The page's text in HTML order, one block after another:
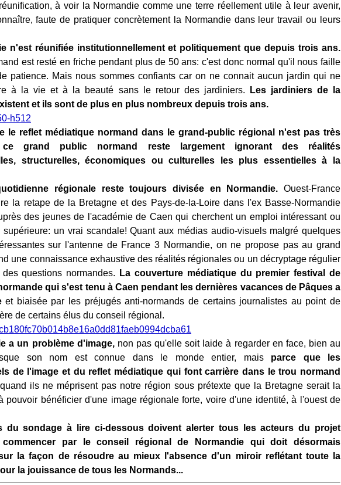
à voir la Normandie comme une terre réellement utile à leur avenir,
faute de pratiquer concrètement la Normandie dans leur travail ou leurs
n'est réunifiée institutionnellement et politiquement que depuis trois ans.
est resté en friche pendant plus de 50 ans: c'est donc normal qu'il nous faille
patience. Mais nous sommes confiants car on ne connait aucun jardin qui ne
à la vie et à la beauté sans le retour des jardiniers.
Les jardiniers de la
et ils sont de plus en plus nombreux depuis trois ans.
le reflet médiatique normand dans le grand-public régional n'est pas très
ce grand public normand reste largement ignorant des réalités
structurelles, économiques ou culturelles les plus essentielles à la
régionale reste toujours divisée en Normandie. Ouest-France
la retape de la Bretagne et des Pays-de-la-Loire dans l'ex Basse-Normandie
des jeunes de l'académie de Caen qui cherchent un emploi intéressant ou
supérieure: un vrai scandale! Quant aux médias audio-visuels malgré quelques
sur l'antenne de France 3 Normandie, on ne propose pas au grand
une connaissance exhaustive des réalités régionales ou un décryptage régulier
questions normandes.
La couverture médiatique du premier festival de
qui s'est tenu à Caen pendant les dernières vacances de Pâques a
et biaisée par les préjugés anti-normands de certains journalistes au point de
de certains élus du conseil régional.
a un problème d'image,non pas qu'elle soit laide à regarder en face, bien au
son nom est connue dans le monde entier, mais parce que les
de l'image et du reflet médiatique qui font carrière dans le trou normand
quand ils ne méprisent pas notre région sous prétexte que la Bretagne serait la
pouvoir bénéficier d'une image régionale forte, voire d'une identité, à l'ouest de
du sondage à lire ci-dessous doivent alerter tous les acteurs du projet
commencer par le conseil régional de Normandie qui doit désormais
la façon de résoudre au mieux l'absence d'un miroir reflétant toute la
la jouissance de tous les Normands...